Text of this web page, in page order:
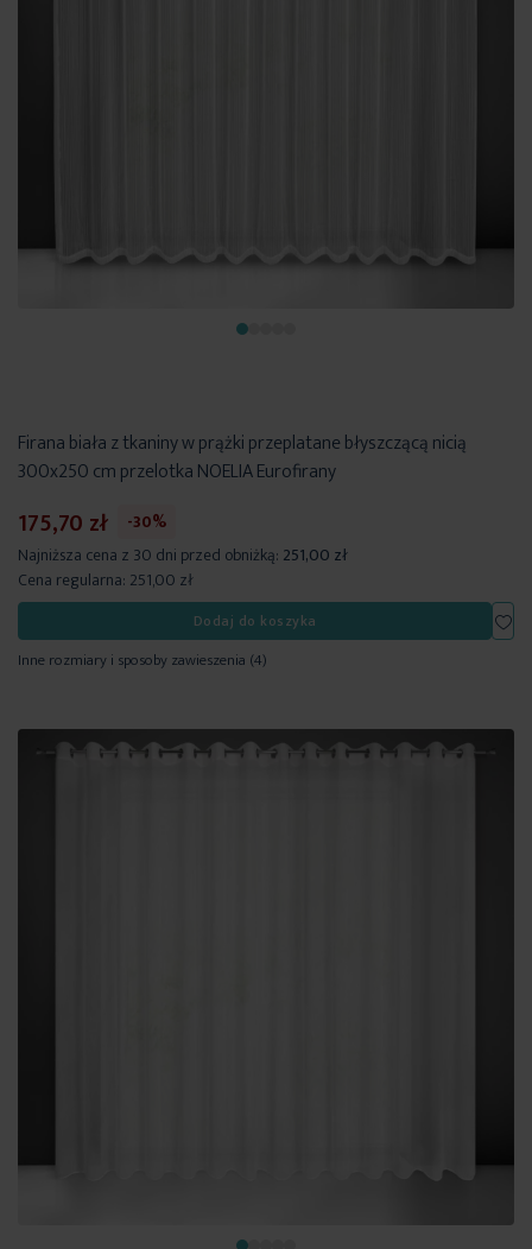
Firana biała z tkaniny w prążki przeplatane błyszczącą nicią
300x250 cm przelotka NOELIA Eurofirany
175,70 zł
-30%
Najniższa cena z 30 dni przed obniżką: 251,00 zł
Cena regularna: 251,00 zł
Dodaj do koszyka
Inne rozmiary i sposoby zawieszenia (4)